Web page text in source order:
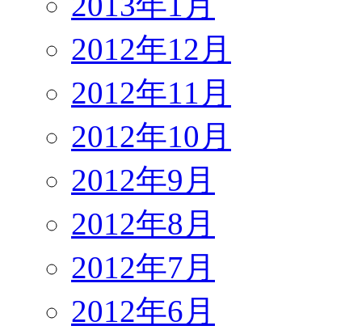
2012年12月
2012年11月
2012年10月
2012年9月
2012年8月
2012年7月
2012年6月